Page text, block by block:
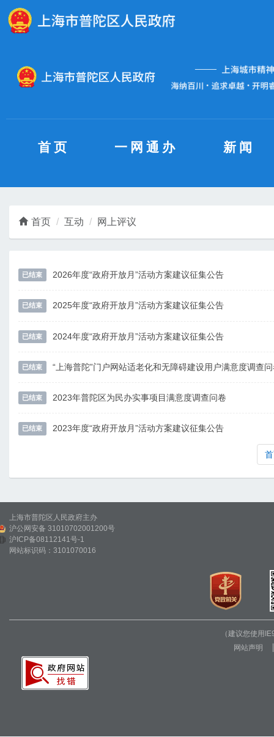
无障碍操作说明
首页 一网通办 新闻
首页 互动 网上评议
已结束 2026年度“政府开放月”活动方案建议征集公告
已结束 2025年度“政府开放月”活动方案建议征集公告
已结束 2024年度“政府开放月”活动方案建议征集公告
已结束 “上海普陀”门户网站适老化和无障碍建设用户满意度调查
已结束 2023年普陀区为民办实事项目满意度调查问卷
已结束 2023年度“政府开放月”活动方案建议征集公告
上海市普陀区人民政府主办
沪公网安备 31010702001200号
沪ICP备08112141号-1
网站标识码：3101070016
（建议您使用
网站声明